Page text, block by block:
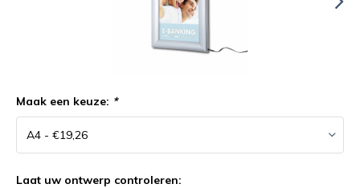
Maak een keuze: *
Laat uw ontwerp controleren: